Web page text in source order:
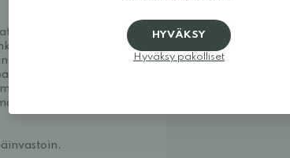
sekä mukavat että
jalkamuotoisiin
koko perheelle.
jalkamuotoisten
löytäminen
tilan ja
HYVÄKSY
Hyväksy pakolliset